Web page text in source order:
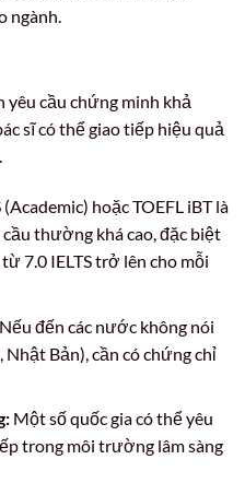
ngành.
yêu cầu chứng minh khả
sĩ có thể giao tiếp hiệu quả
(Academic) hoặc TOEFL iBT là
thường khá cao, đặc biệt
7.0 IELTS trở lên cho mỗi
đến các nước không nói
Bản), cần có chứng chỉ
Một số quốc gia có thể yêu
trong môi trường lâm sàng